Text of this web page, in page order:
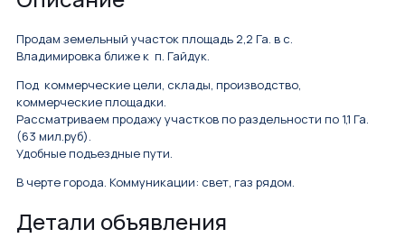
Продам земельный участок площадь 2,2 Га. в с.
Владимировка ближе к п. Гайдук.
Под коммерческие цели, склады, производство,
коммерческие площадки.
Рассматриваем продажу участков по раздельности по 1,1 Га.
(63 мил.руб).
Удобные подъездные пути.
В черте города. Коммуникации: свет, газ рядом.
Детали объявления